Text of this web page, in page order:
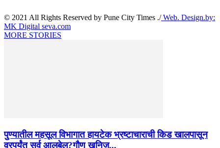
© 2021 All Rights Reserved by Pune City Times ./Web. Design.by:
MK Digital seva.com
MORE STORIES
पुण्यातील महसूल विभागात हायटेक भ्रष्टाचाराची किड खालपासून
वरपर्यंत सर्व आलबेल?गौण खनिज...